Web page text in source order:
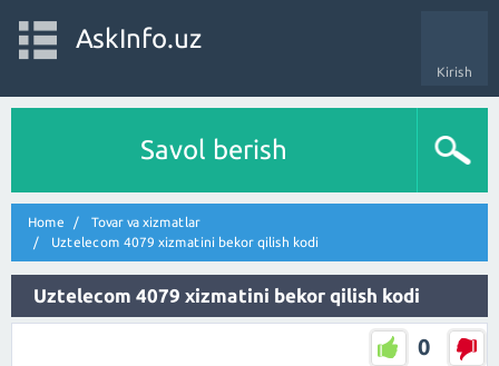
Kirish
AskInfo.uz
Savol berish
Home
Tovar va xizmatlar
Uztelecom 4079 xizmatini bekor qilish kodi
Uztelecom 4079 xizmatini bekor qilish kodi
0